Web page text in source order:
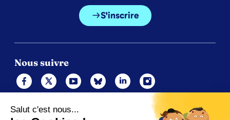
S'inscrire
Nous suivre